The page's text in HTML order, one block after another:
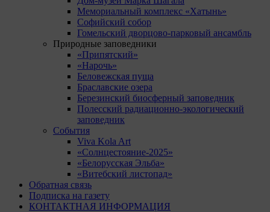
Мемориальный комплекс «Хатынь»
Софийский собор
Гомельский дворцово-парковый ансамбль
Природные заповедники
«Припятский»
«Нарочь»
Беловежская пуща
Браславские озера
Березинский биосферный заповедник
Полесский радиационно-экологический
заповедник
События
Viva Kola Art
«Солнцестояние-2025»
«Белорусская Эльба»
«Витебский листопад»
Обратная связь
Подписка на газету
КОНТАКТНАЯ ИНФОРМАЦИЯ